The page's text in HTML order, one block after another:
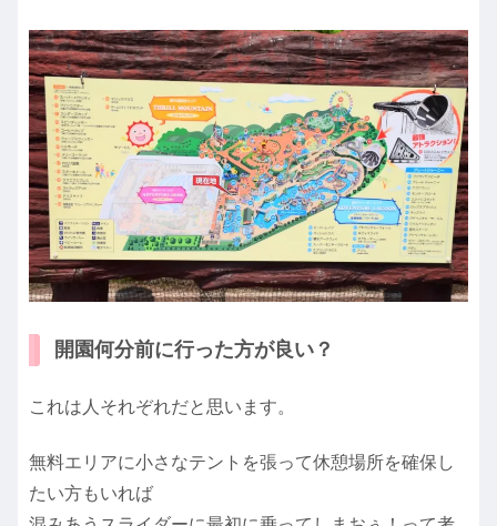
開園何分前に行った方が良い？
これは人それぞれだと思います。
無料エリアに小さなテントを張って休憩場所を確保し
たい方もいれば